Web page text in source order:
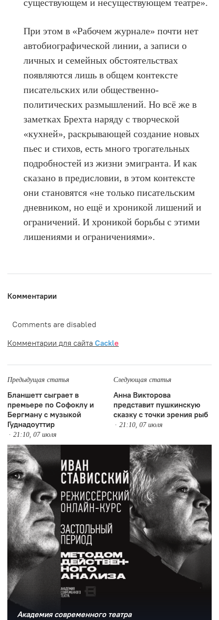
существующем и несуществующем театре».
При этом в «Рабочем журнале» почти нет
автобиографической линии, а записи о
личных и семейных обстоятельствах
появляются лишь в общем контексте
писательских или общественно-
политических размышлений. Но всё же в
заметках Брехта наряду с творческой
«кухней», раскрывающей создание новых
пьес и стихов, есть много трогательных
подробностей из жизни эмигранта. И как
сказано в предисловии, в этом контексте
они становятся «не только писательским
дневником, но ещё и хроникой лишений и
ограничений. И хроникой борьбы с этими
лишениями и ограничениями».
Комментарии
Comments are disabled
Комментарии для сайта Cackle
Предыдущая статья
Бланшетт сыграет в
премьере по Софоклу и
Бергману с музыкой
Гуднадоуттир
21:10, 07 июля
Следующая статья
Анна Викторова
представит пушкинскую
сказку с точки зрения рыб
21:10, 07 июля
Академия современного театра